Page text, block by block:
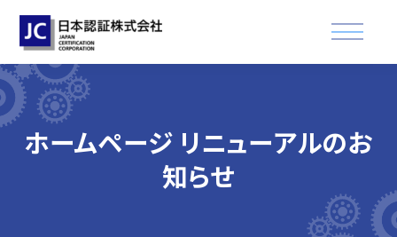
資格認証試験
ホームページ リニューアルのお
知らせ